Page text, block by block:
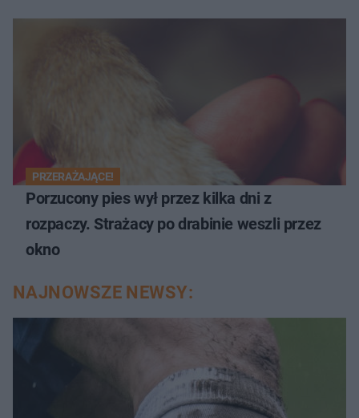
PRZERAŻAJĄCE!
Porzucony pies wył przez kilka dni z
rozpaczy. Strażacy po drabinie weszli przez
okno
NAJNOWSZE NEWSY: